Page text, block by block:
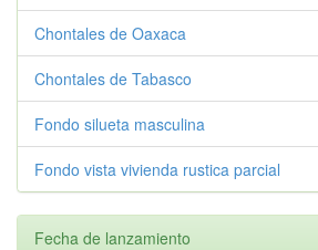
Chontales de Oaxaca
Chontales de Tabasco
Fondo silueta masculina
Fondo vista vivienda rustica parcial
Fecha de lanzamiento